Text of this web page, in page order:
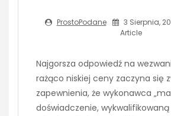
ProstoPodane 3 Sierpnia,
Article
Najgorsza odpowiedź na
rażąco niskiej ceny zaczyna się
zapewnienia, że wykonawca
doświadczenie,